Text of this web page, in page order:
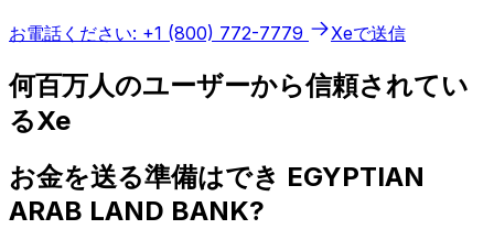
お電話ください: +1 (800) 772-7779 Xeで送信
何百万人のユーザーから信頼されてい
るXe
お金を送る準備はでき EGYPTIAN
ARAB LAND BANK?